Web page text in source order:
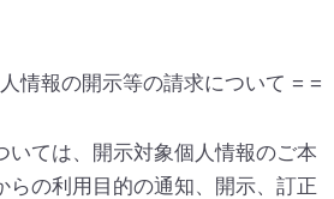
情報の開示等の請求について = =
いては、開示対象個人情報のご本
らの利用目的の通知、開示、訂正